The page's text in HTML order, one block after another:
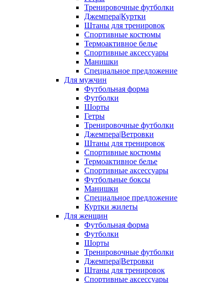
Тренировочные футболки
Джемпера|Куртки
Штаны для тренировок
Спортивные костюмы
Термоактивное белье
Спортивные аксессуары
Манишки
Специальное предложение
Для мужчин
Футбольная форма
Футболки
Шорты
Гетры
Тренировочные футболки
Джемпера|Ветровки
Штаны для тренировок
Спортивные костюмы
Термоактивное белье
Спортивные аксессуары
Футбольные боксы
Манишки
Специальное предложение
Куртки жилеты
Для женщин
Футбольная форма
Футболки
Шорты
Тренировочные футболки
Джемпера|Ветровки
Штаны для тренировок
Спортивные аксессуары